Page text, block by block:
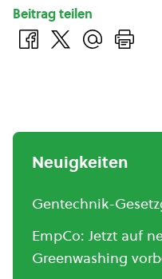
Beitrag teilen
Neuigkeiten
Gentechnik-
EmpCo: Jetzt auf
Greenwashing